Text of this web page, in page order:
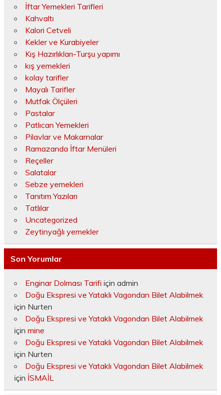
İftar Yemekleri Tarifleri
Kahvaltı
Kalori Cetveli
Kekler ve Kurabiyeler
Kış Hazırlıkları-Turşu yapımı
kış yemekleri
kolay tarifler
Mayalı Tarifler
Mutfak Ölçüleri
Pastalar
Patlıcan Yemekleri
Pilavlar ve Makarnalar
Ramazanda İftar Menüleri
Reçeller
Salatalar
Sebze yemekleri
Tanıtım Yazıları
Tatlılar
Uncategorized
Zeytinyağlı yemekler
Son Yorumlar
Enginar Dolması Tarifi için admin
Doğu Ekspresi ve Yataklı Vagondan Bilet Alabilmek
için Nurten
Doğu Ekspresi ve Yataklı Vagondan Bilet Alabilmek
için mine
Doğu Ekspresi ve Yataklı Vagondan Bilet Alabilmek
için Nurten
Doğu Ekspresi ve Yataklı Vagondan Bilet Alabilmek
için İSMAİL